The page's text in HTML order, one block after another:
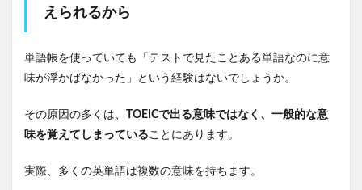
えられるから
単語帳を使っていても「テストで見たことある単語なのに意
味が浮かばなかった」という経験はないでしょうか。
その原因の多くは、
TOEICで出る意味ではなく、一般的な意
味を覚えてしまっていることにあります。
実際、多くの英単語は複数の意味を持ちます。